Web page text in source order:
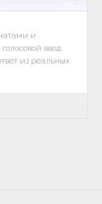
и
ввод.
из реальных